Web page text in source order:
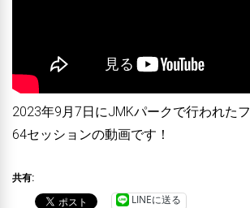
2023年9月7日にJMKパークで行われた
64セッションの動画です！
共有:
LINEに送る